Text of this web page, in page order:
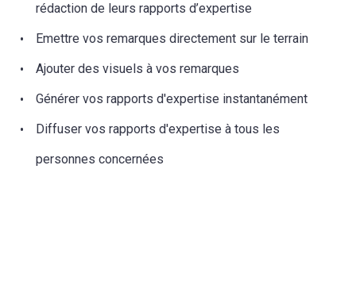
rédaction de leurs rapports d’expertise
Emettre vos remarques directement sur le terrain
Ajouter des visuels à vos remarques
Générer vos rapports d'expertise instantanément
Diffuser vos rapports d'expertise à tous les
personnes concernées